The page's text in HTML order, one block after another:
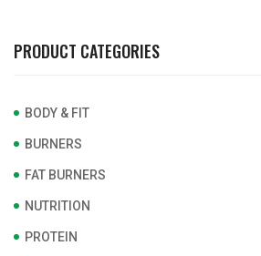
PRODUCT CATEGORIES
BODY & FIT
BURNERS
FAT BURNERS
NUTRITION
PROTEIN